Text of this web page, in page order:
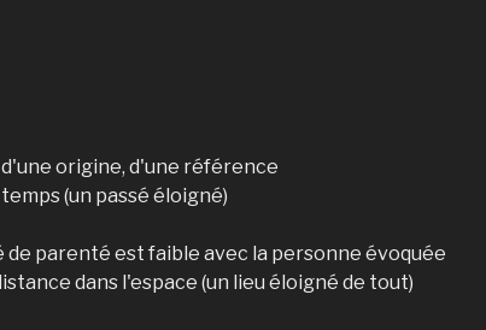
origine, d'une référence
(un passé éloigné)
de parenté est faible avec la personne évoquée
dans l'espace (un lieu éloigné de tout)